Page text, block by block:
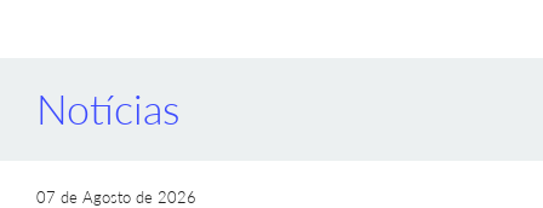
Notícias
07 de Agosto de 2026